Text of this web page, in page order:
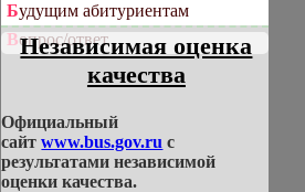
Будущим абитуриентам
Вопрос/ответ
Независимая оценка
качества
Официальный
сайтwww.bus.gov.ru с
результатами независимой
оценки качества.